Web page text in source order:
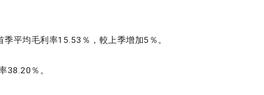
平均毛利率15.53％，較上季增加5％。
38.20％。